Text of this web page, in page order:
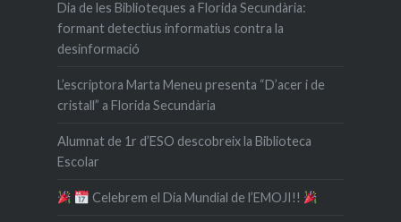
Dia de les Biblioteques a Florida Secundària:
formant detectius informatius contra la
desinformació
L’escriptora Marta Meneu presenta “D’acer i de
cristall” a Florida Secundària
Alumnat de 1r d’ESO descobreix la Biblioteca
Escolar
​ Celebrem el Dia Mundial de l’EMOJI!!